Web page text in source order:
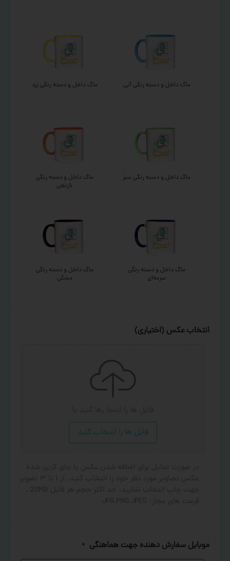
ماگ داخل و دسته رنگی آبی ماگ داخل و دسته رنگی زرد
ماگ داخل و دسته رنگی سبز
ماگ داخل و دسته رنگی
نارنجی
ماگ داخل و دسته رنگی
سرمه‌ای
ماگ داخل و دسته رنگی
مشکی
انتخاب عکس (اختیاری)
فایل ها را انتخاب کنید
موبایل سفارش دهنده جهت هماهنگی *